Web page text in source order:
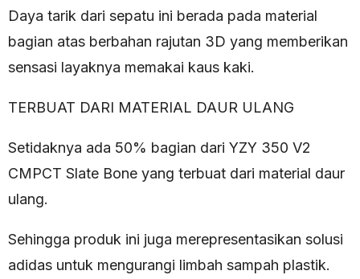
Daya tarik dari sepatu ini berada pada material
bagian atas berbahan rajutan 3D yang memberikan
sensasi layaknya memakai kaus kaki.
TERBUAT DARI MATERIAL DAUR ULANG
Setidaknya ada 50% bagian dari YZY 350 V2
CMPCT Slate Bone yang terbuat dari material daur
ulang.
Sehingga produk ini juga merepresentasikan solusi
adidas untuk mengurangi limbah sampah plastik.